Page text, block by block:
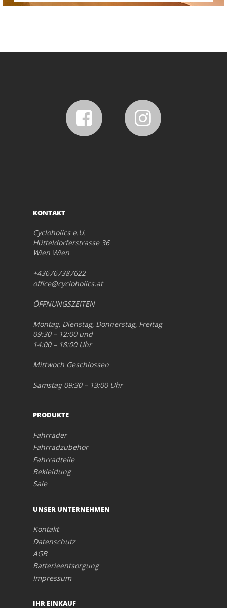
KONTAKT
Cycloholics e.U.
Hütteldorferstrasse 36
Wien Wien
+436767387622
office@cycloholics.at
ÖFFNUNGSZEITEN
Montag, Dienstag, Donnerstag, Freitag
09:30 – 12:00 und
14:00 – 18:00 Uhr
Mittwoch Geschlossen
Samstag 09:30 – 13:00 Uhr
PRODUKTE
Fahrräder
Fahrradzubehör
Fahrradteile
Bekleidung
Sale
UNSER UNTERNEHMEN
Kontakt
Datenschutz
AGB
Batterieentsorgung
Impressum
IHR EINKAUF